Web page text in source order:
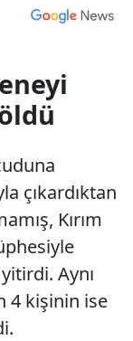
çıkardıktan
Kırım
yitirdi. Aynı
4 kişinin ise